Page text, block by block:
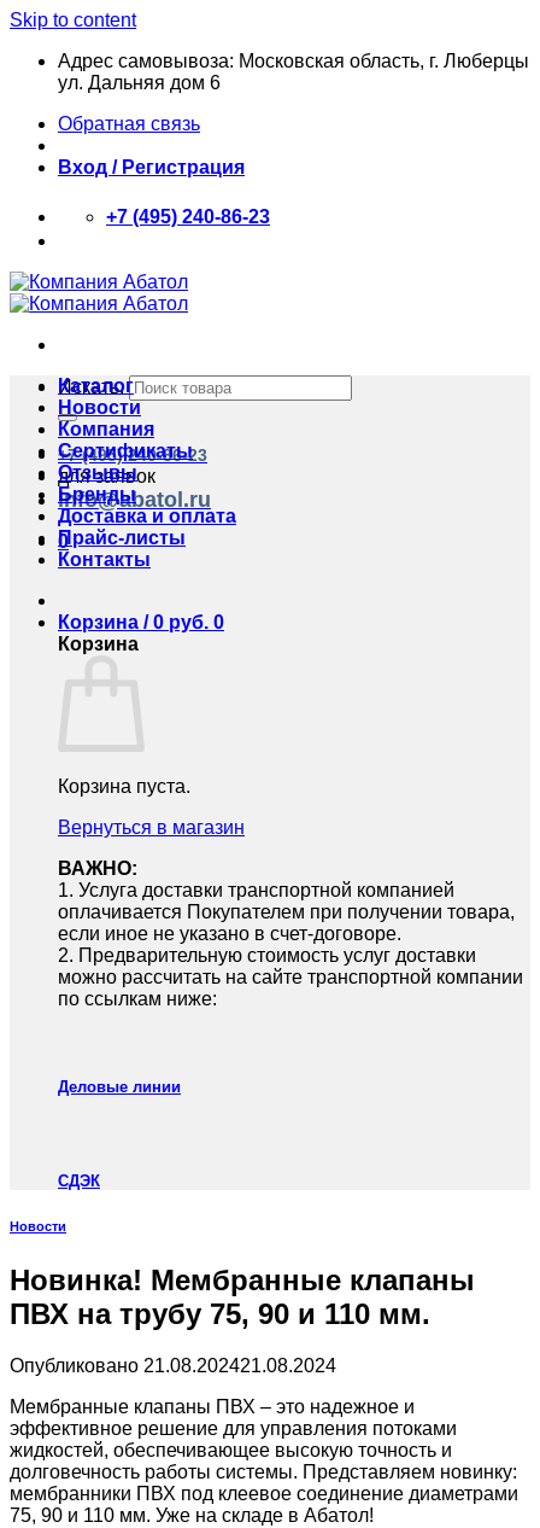
Skip to content
Адрес самовывоза: Московская область, г. Люберцы
ул. Дальняя дом 6
Обратная связь
Вход / Регистрация
+7 (495) 240-86-23
Искать:
+7 (495) 240-86-23
для заявок
info@abatol.ru
0
Каталог
Новости
Компания
Сертификаты
Отзывы
Бренды
Доставка и оплата
Прайс-листы
Контакты
Корзина /0 руб. 0
Корзина
Корзина пуста.
Вернуться в магазин
ВАЖНО:
1.⁠ ⁠Услуга доставки транспортной компанией
оплачивается Покупателем при получении товара,
если иное не указано в счет-договоре.
2.⁠ ⁠Предварительную стоимость услуг доставки
можно рассчитать на сайте транспортной компании
по ссылкам ниже:
Деловые линии
СДЭК
Новости
Новинка! Мембранные клапаны
ПВХ на трубу 75, 90 и 110 мм.
Опубликовано 21.08.202421.08.2024
Мембранные клапаны ПВХ – это надежное и
эффективное решение для управления потоками
жидкостей, обеспечивающее высокую точность и
долговечность работы системы. Представляем новинку:
мембранники ПВХ под клеевое соединение диаметрами
75, 90 и 110 мм. Уже на складе в Абатол!